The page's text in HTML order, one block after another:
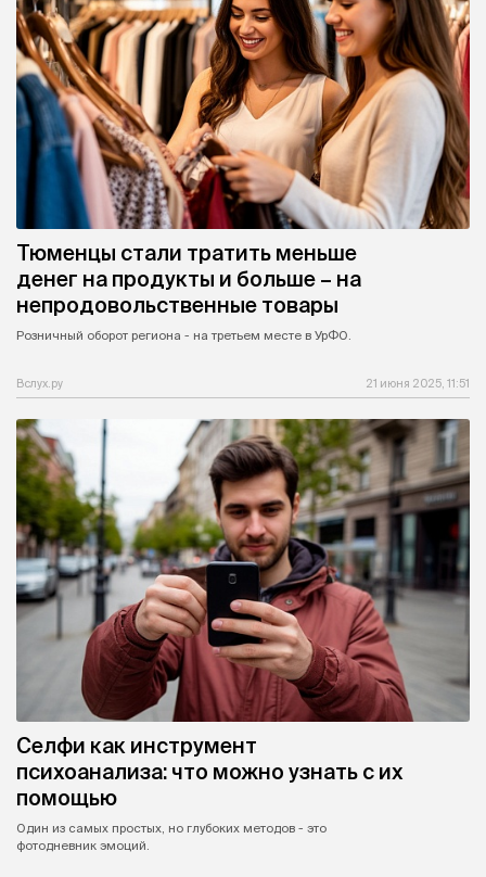
Тюменцы стали тратить меньше
денег на продукты и больше – на
непродовольственные товары
Розничный оборот региона - на третьем месте в УрФО.
Вслух.ру 21 июня 2025, 11:51
Селфи как инструмент
психоанализа: что можно узнать с их
помощью
Один из самых простых, но глубоких методов - это
фотодневник эмоций.